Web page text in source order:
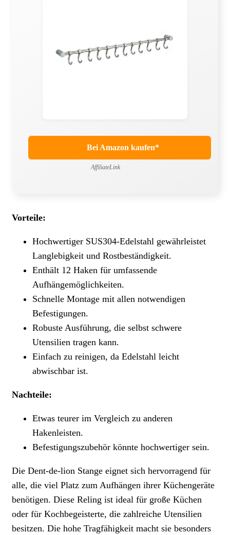
Bei Amazon kaufen*
AffiliateLink
Vorteile:
Hochwertiger SUS304-Edelstahl gewährleistet
Langlebigkeit und Rostbeständigkeit.
Enthält 12 Haken für umfassende
Aufhängemöglichkeiten.
Schnelle Montage mit allen notwendigen
Befestigungen.
Robuste Ausführung, die selbst schwere
Utensilien tragen kann.
Einfach zu reinigen, da Edelstahl leicht
abwischbar ist.
Nachteile:
Etwas teurer im Vergleich zu anderen
Hakenleisten.
Befestigungszubehör könnte hochwertiger sein.
Die Dent-de-lion Stange eignet sich hervorragend für
alle, die viel Platz zum Aufhängen ihrer Küchengeräte
benötigen. Diese Reling ist ideal für große Küchen
oder für Kochbegeisterte, die zahlreiche Utensilien
besitzen. Die hohe Tragfähigkeit macht sie besonders